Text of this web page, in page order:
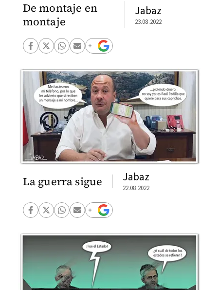
De montaje en
montaje
Jabaz
23.08.2022
La guerra sigue Jabaz
22.08.2022